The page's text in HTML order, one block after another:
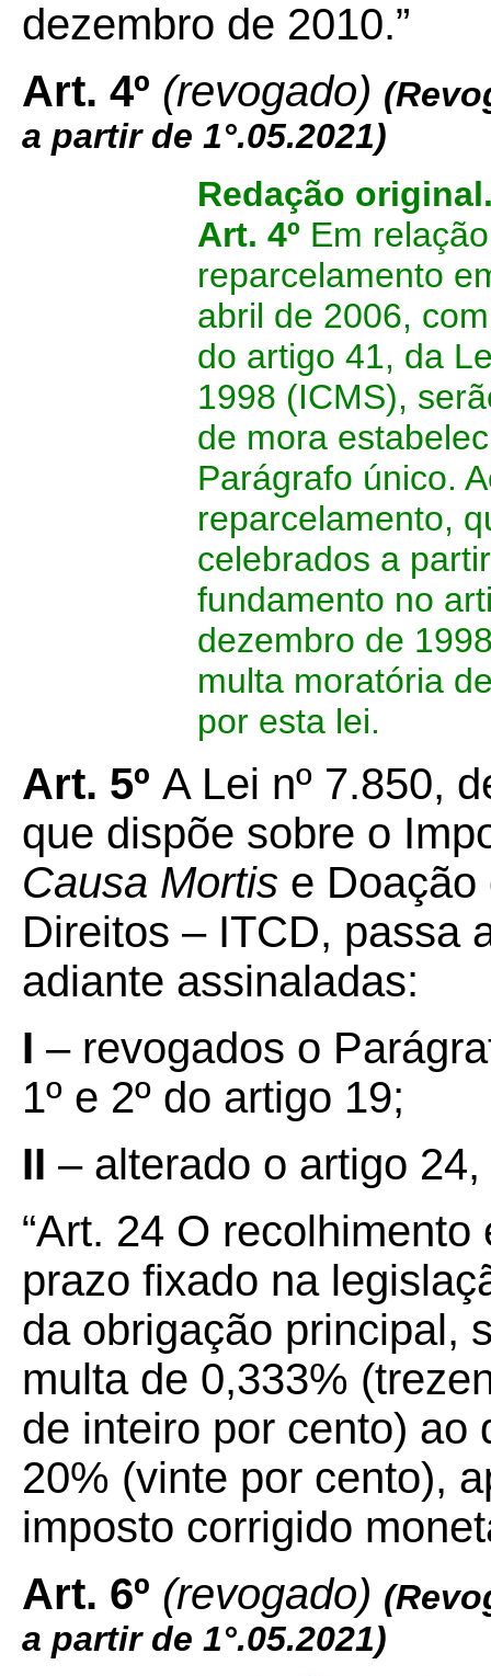
dezembro de 2010.”
Art. 4º (revogado)
a partir de 1°.05.2021)
Redação
Art. 4º Em
reparcelamento
abril de 2006,
do artigo 41, da
1998 (ICMS),
de mora
Parágrafo único.
reparcelamento,
celebrados a
fundamento no
dezembro de
multa moratória
por esta lei.
Art. 5º A Lei nº 7.850,
que dispõe sobre o
Causa Mortis e Doação
Direitos – ITCD, passa
adiante assinaladas:
I – revogados o
1º e 2º do artigo 19;
II – alterado o artigo
“Art. 24 O
prazo fixado na
da obrigação principal,
multa de 0,333%
de inteiro por cento) ao
20% (vinte por cento),
imposto corrigido
Art. 6º (revogado)
a partir de 1°.05.2021)